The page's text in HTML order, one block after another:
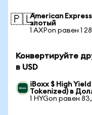
🇵🇱American
злотый
1 AXPon равен 1
Конвертируйте
в USD
iBoxx $ High
Tokenized) в
1 HYGon равен